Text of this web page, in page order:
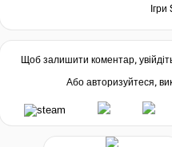
Щоб залишити коментар,
Або авторизуйтеся,